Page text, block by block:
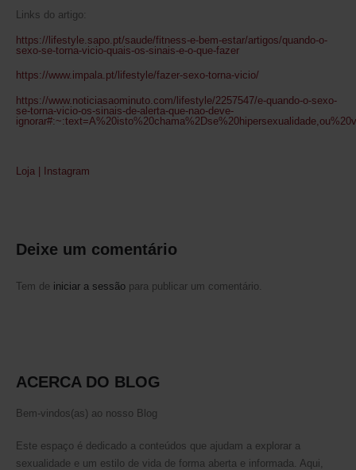
Links do artigo:
https://lifestyle.sapo.pt/saude/fitness-e-bem-estar/artigos/quando-o-
sexo-se-torna-vicio-quais-os-sinais-e-o-que-fazer
https://www.impala.pt/lifestyle/fazer-sexo-torna-vicio/
https://www.noticiasaominuto.com/lifestyle/2257547/e-quando-o-sexo-
se-torna-vicio-os-sinais-de-alerta-que-nao-deve-
Loja Instagram
Deixe um comentário
Tem de iniciar a sessão para publicar um comentário.
ACERCA DO BLOG
Bem-vindos(as) ao nosso Blog
Este espaço é dedicado a conteúdos que ajudam a explorar a
sexualidade e um estilo de vida de forma aberta e informada. Aqui,
SUBSCREVA A NOSSA NEWSLETTER
10% de desconto na sua compra.
Este site é protegido pelo reCAPTCHA e aplica-se a
Social Media